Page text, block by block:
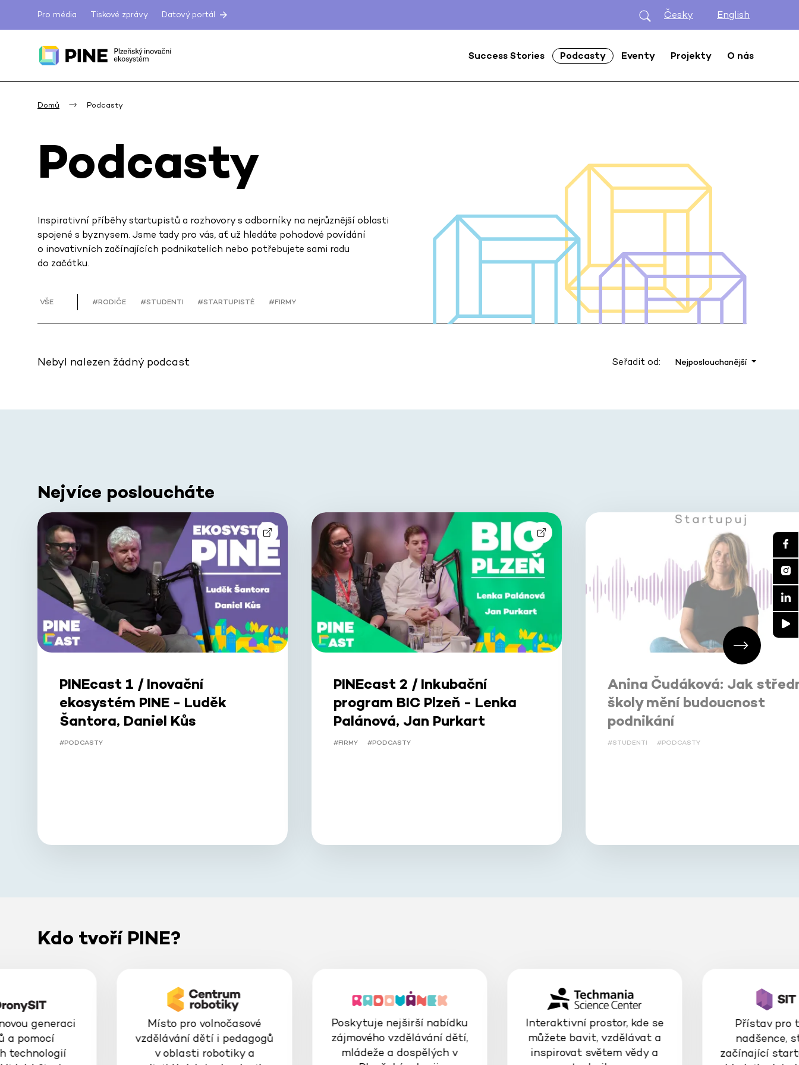
Pro média Tiskové zprávy Datový portál Česky English
Success Stories Podcasty Eventy Projekty O nás
Domů Podcasty
Podcasty
Inspirativní příběhy startupistů a rozhovory s odborníky na nejrůznější oblasti
spojené s byznysem. Jsme tady pro vás, ať už hledáte pohodové povídání
o inovativních začínajících podnikatelích nebo potřebujete sami radu
do začátku.
VŠE #RODIČE #STUDENTI #STARTUPISTÉ #FIRMY
Nebyl nalezen žádný podcast Seřadit od: Nejposlouchanější
Nejvíce posloucháte
PINEcast 1 / Inovační
ekosystém PINE - Luděk
Šantora, Daniel Kůs
#PODCASTY
PINEcast 2 / Inkubační
program BIC Plzeň - Lenka
Palánová, Jan Purkart
#FIRMY #PODCASTY
Anina Čudáková: Jak
školy mění budoucnost
podnikání
#STUDENTI #PODCASTY
Kdo tvoří PINE?
generaci
a pomocí
technologií
Místo pro volnočasové
vzdělávání dětí i pedagogů
v oblasti robotiky a
Poskytuje nejširší nabídku
zájmového vzdělávání dětí,
mládeže a dospělých v
Interaktivní prostor, kde se
můžete bavit, vzdělávat a
inspirovat světem vědy a
Přístav pro
nadšence,
začínající